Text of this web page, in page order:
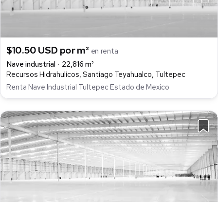
$10.50 USD por m² en renta
Nave industrial
22,816 m²
Recursos Hidrahulicos, Santiago Teyahualco, Tultepec
Renta Nave Industrial Tultepec Estado de Mexico